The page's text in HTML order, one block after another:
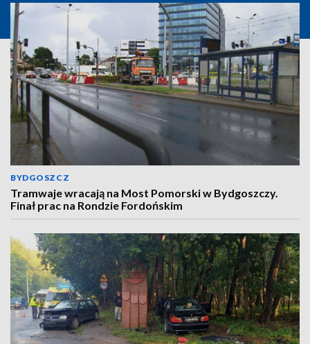
BYDGOSZCZ
Tramwaje wracają na Most Pomorski w Bydgoszczy.
Finał prac na Rondzie Fordońskim